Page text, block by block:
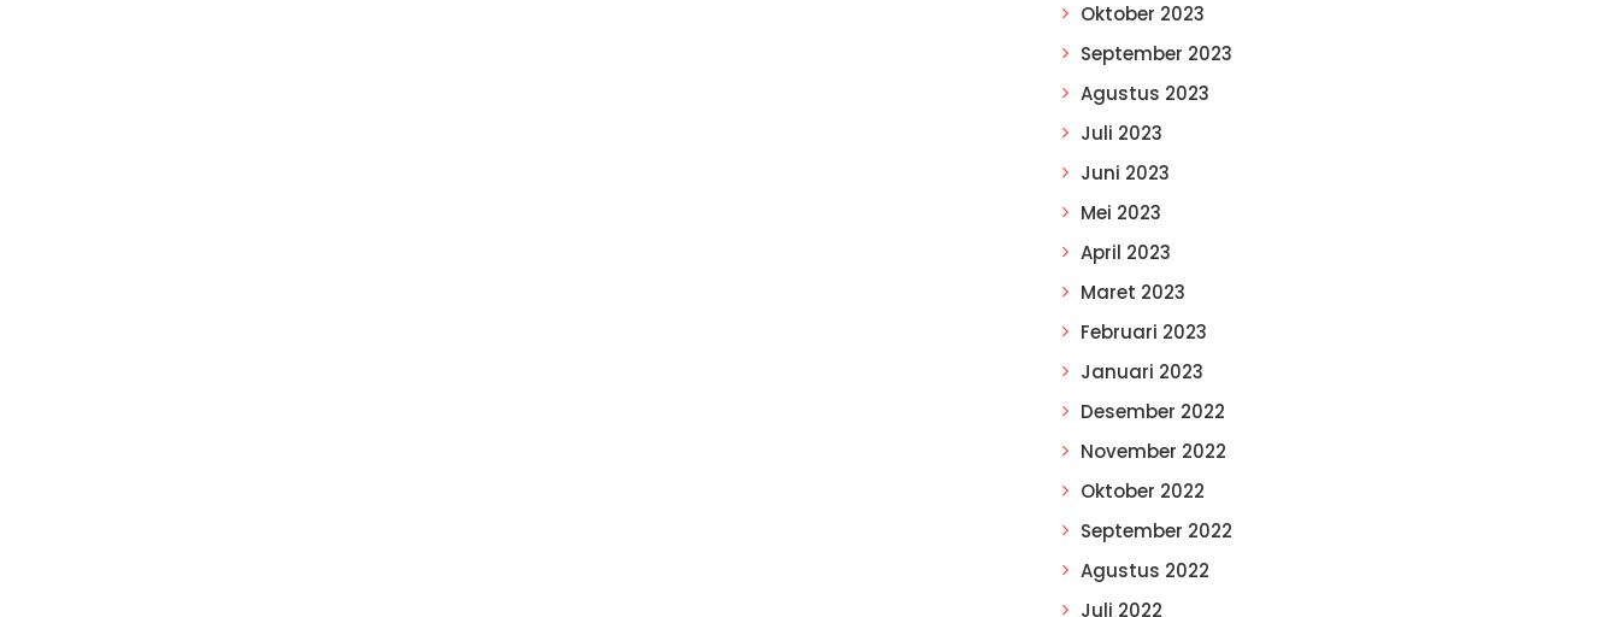
Oktober 2023
September 2023
Agustus 2023
Juli 2023
Juni 2023
Mei 2023
April 2023
Maret 2023
Februari 2023
Januari 2023
Desember 2022
November 2022
Oktober 2022
September 2022
Agustus 2022
Juli 2022